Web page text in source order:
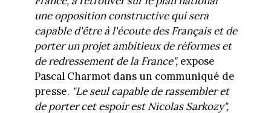
une opposition constructive qui sera
capable d'être à l'écoute des Français et de
porter un projet ambitieux de réformes et
de redressement de la France",expose
Pascal Charmot dans un communiqué de
presse. "Le seul capable de rassembler et
de porter cet espoir est Nicolas Sarkozy",